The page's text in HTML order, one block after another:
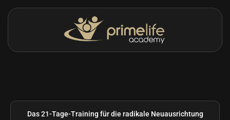
Zum
Inhalt
Das 21-Tage-Training für die radikale Neuausrichtung